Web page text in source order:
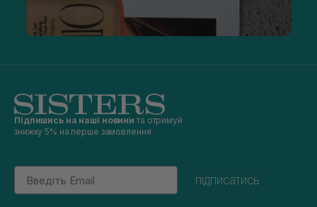
Підпишись на наші новини та отримуй
знижку 5% на перше замовлення
Email
підписатись